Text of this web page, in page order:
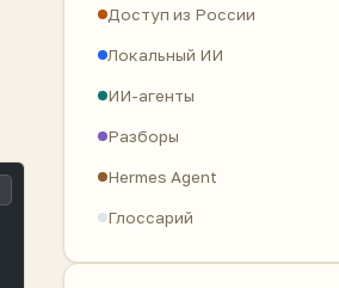
Доступ из России
Локальный ИИ
ИИ-агенты
Разборы
Hermes Agent
Глоссарий